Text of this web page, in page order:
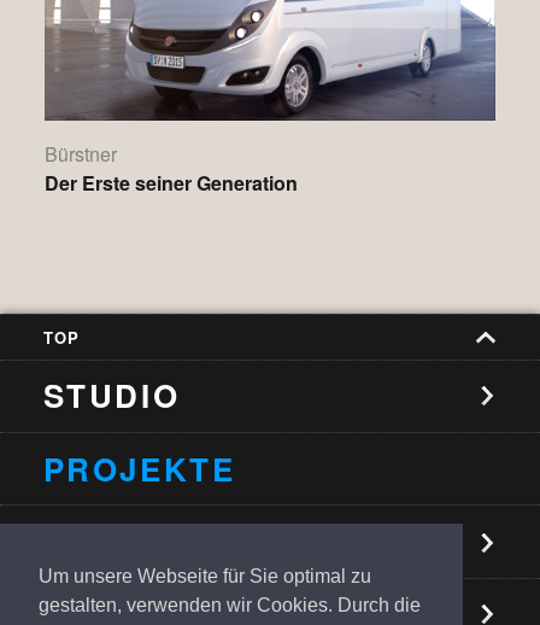
Um unsere Webseite für Sie optimal zu
gestalten, verwenden wir Cookies. Durch die
Bürstner
Der Erste seiner Generation
TOP
STUDIO
PROJEKTE
KONTAKT